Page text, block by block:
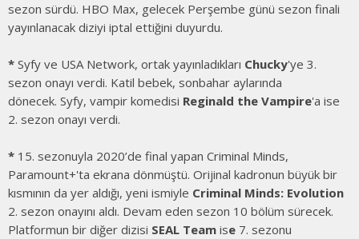
sezon sürdü. HBO Max, gelecek Perşembe günü sezon finali
yayınlanacak diziyi iptal ettiğini duyurdu.
* Syfy ve USA Network, ortak yayınladıkları Chucky'ye 3.
sezon onayı verdi. Katil bebek, sonbahar aylarında
dönecek. Syfy, vampir komedisi Reginald the Vampire'a ise
2. sezon onayı verdi.
* 15. sezonuyla 2020’de final yapan Criminal Minds,
Paramount+'ta ekrana dönmüştü. Orijinal kadronun büyük bir
kısmının da yer aldığı, yeni ismiyle Criminal Minds: Evolution
2. sezon onayını aldı. Devam eden sezon 10 bölüm sürecek.
Platformun bir diğer dizisi SEAL Team ise 7. sezonu